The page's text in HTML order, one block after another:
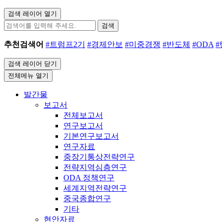
검색 레이어 열기
검색
추천검색어 #트럼프2기 #경제안보 #미중경쟁 #반도체 #ODA #
검색 레이어 닫기
전체메뉴 열기
발간물
보고서
전체보고서
연구보고서
기본연구보고서
연구자료
중장기통상전략연구
전략지역심층연구
ODA 정책연구
세계지역전략연구
중국종합연구
기타
현안자료